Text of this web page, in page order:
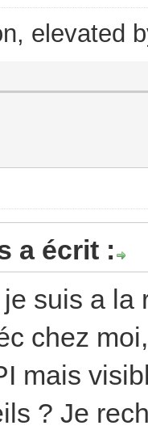
elevated
a écrit :
suis a
chez
mais
? Je